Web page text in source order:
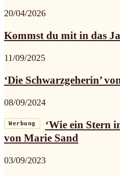
20/04/2026
Kommst du mit in das
11/09/2025
‘Die Schwarzgeherin’
08/09/2024
Werbung
‘Wie ein Stern
von Marie Sand
03/09/2023